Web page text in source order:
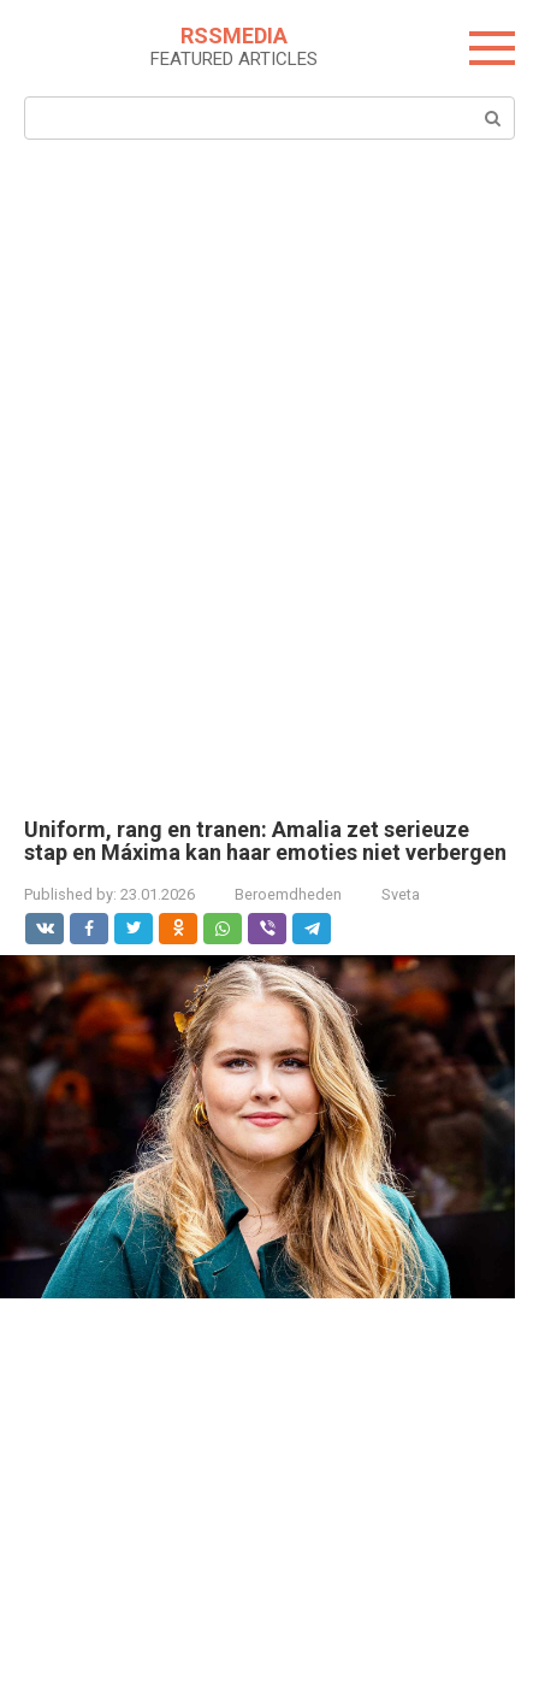
RSSMEDIA
FEATURED ARTICLES
Search:
Uniform, rang en tranen: Amalia zet serieuze
stap en Máxima kan haar emoties niet verbergen
Published by: 23.01.2026 Beroemdheden Sveta